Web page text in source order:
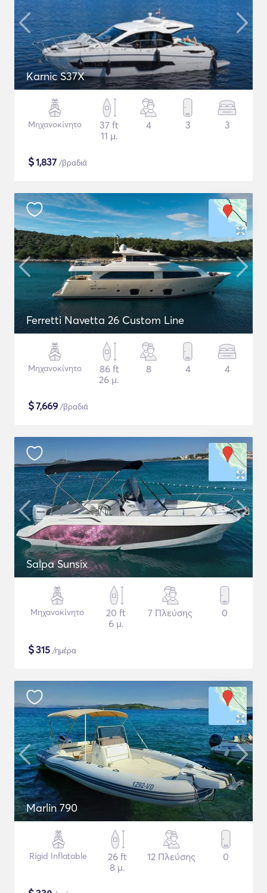
Karnic S37X
Μηχανοκίνητο
37 ft
11 μ.
4 3 3
$1,837 /βραδιά
Ferretti Navetta 26 Custom Line
Μηχανοκίνητο
86 ft
26 μ.
8 4 4
$7,669 /βραδιά
Salpa Sunsix
Μηχανοκίνητο
20 ft
6 μ.
7 Πλεύσης 0
$315 /ημέρα
Marlin 790
Rigid Inflatable
26 ft
8 μ.
12 Πλεύσης 0